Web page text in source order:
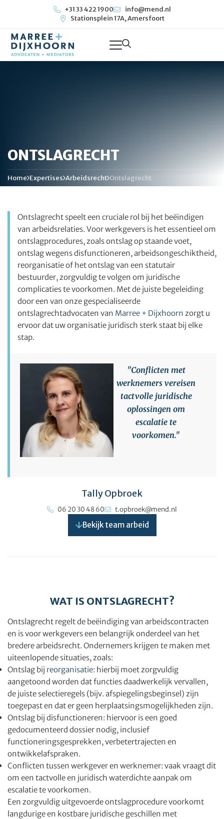
+31 33 422 1900
info@mend.nl
Stationsplein 17A, Amersfoort
ONTSLAGRECHT
Home Expertises Arbeidsrecht Ontslagrecht
Ontslagrecht speelt een cruciale rol bij het beëindigen
van arbeidsrelaties. Voor werkgevers is het essentieel om
ontslagprocedures, zoals ontslag op staande voet,
ontslag wegens disfunctioneren, arbeidsongeschiktheid,
reorganisatie of het ontslag van een statutair
bestuurder, zorgvuldig te volgen om juridische
complicaties te voorkomen. Met de juiste begeleiding
door een van onze gespecialiseerde
ontslagrechtadvocaten van Marree + Dijxhoorn zorgt u
ervoor dat uw organisatie juridisch sterk staat bij elke
stap.
"Conflicten met
werknemers vereisen
tactvolle juridische
oplossingen om
escalatie te
voorkomen."
Tally Opbroek
06 20 30 48 60 t.opbroek@mend.nl
Bekijk team arbeid
WAT IS ONTSLAGRECHT?
Ontslagrecht regelt de beëindiging van arbeidscontracten
en is voor werkgevers een belangrijk onderdeel van het
bredere arbeidsrecht. Ondernemers krijgen te maken met
uiteenlopende situaties, zoals:
Ontslag bij reorganisatie: hierbij moet zorgvuldig
aangetoond worden dat functies daadwerkelijk vervallen,
de juiste selectieregels (bijv. afspiegelingsbeginsel) zijn
toegepast en dat er geen herplaatsingsmogelijkheden zijn.
Ontslag bij disfunctioneren: hiervoor is een goed
gedocumenteerd dossier nodig, inclusief
functioneringsgesprekken, verbetertrajecten en
ontwikkelafspraken.
Conflicten tussen werkgever en werknemer: vaak vraagt dit
om een tactvolle en juridisch waterdichte aanpak om
escalatie te voorkomen.
Een zorgvuldig uitgevoerde ontslagprocedure voorkomt
langdurige en kostbare juridische geschillen met